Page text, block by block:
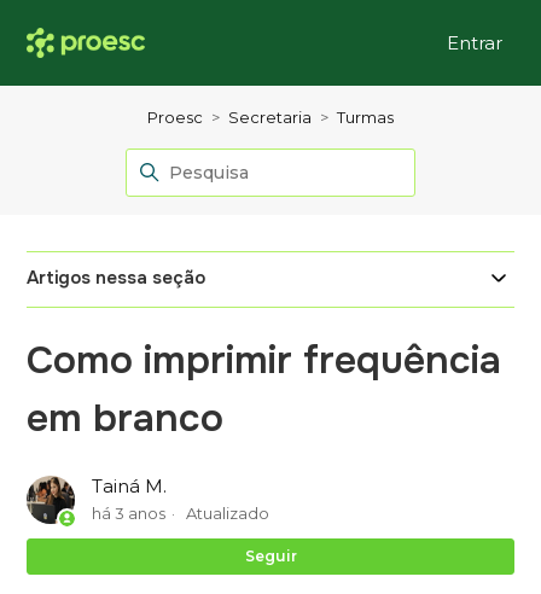
Entrar
Proesc Secretaria Turmas
Artigos nessa seção
Como imprimir frequência
em branco
Tainá M.
há 3 anos Atualizado
Seguir